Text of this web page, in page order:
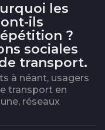
les
ils
?
sociales
transport.
à néant, usagers
transport en
réseaux